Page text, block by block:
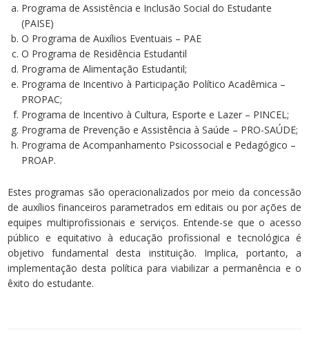
Programa de Assistência e Inclusão Social do Estudante
(PAISE)
O Programa de Auxílios Eventuais – PAE
O Programa de Residência Estudantil
Programa de Alimentação Estudantil;
Programa de Incentivo à Participação Político Acadêmica –
PROPAC;
Programa de Incentivo à Cultura, Esporte e Lazer – PINCEL;
Programa de Prevenção e Assistência à Saúde – PRO-SAÚDE;
Programa de Acompanhamento Psicossocial e Pedagógico –
PROAP.
Estes programas são operacionalizados por meio da concessão
de auxílios financeiros parametrados em editais ou por ações de
equipes multiprofissionais e serviços. Entende-se que o acesso
público e equitativo à educação profissional e tecnológica é
objetivo fundamental desta instituição. Implica, portanto, a
implementação desta política para viabilizar a permanência e o
êxito do estudante.